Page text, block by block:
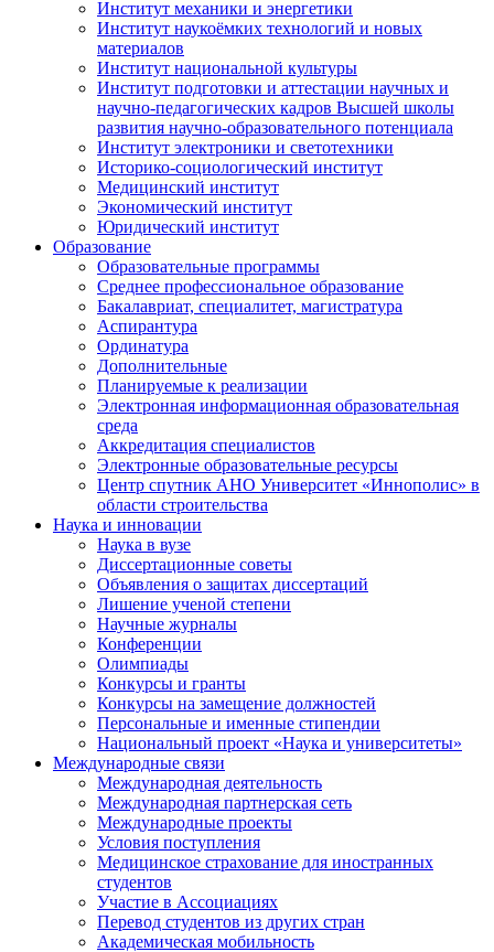
Институт механики и энергетики
Институт наукоёмких технологий и новых
материалов
Институт национальной культуры
Институт подготовки и аттестации научных и
научно-педагогических кадров Высшей школы
развития научно-образовательного потенциала
Институт электроники и светотехники
Историко-социологический институт
Медицинский институт
Экономический институт
Юридический институт
Образование
Образовательные программы
Среднее профессиональное образование
Бакалавриат, специалитет, магистратура
Аспирантура
Ординатура
Дополнительные
Планируемые к реализации
Электронная информационная образовательная
среда
Аккредитация специалистов
Электронные образовательные ресурсы
Центр спутник АНО Университет «Иннополис» в
области строительства
Наука и инновации
Наука в вузе
Диссертационные советы
Объявления о защитах диссертаций
Лишение ученой степени
Научные журналы
Конференции
Олимпиады
Конкурсы и гранты
Конкурсы на замещение должностей
Персональные и именные стипендии
Национальный проект «Наука и университеты»
Международные связи
Международная деятельность
Международная партнерская сеть
Международные проекты
Условия поступления
Медицинское страхование для иностранных
студентов
Участие в Ассоциациях
Перевод студентов из других стран
Академическая мобильность